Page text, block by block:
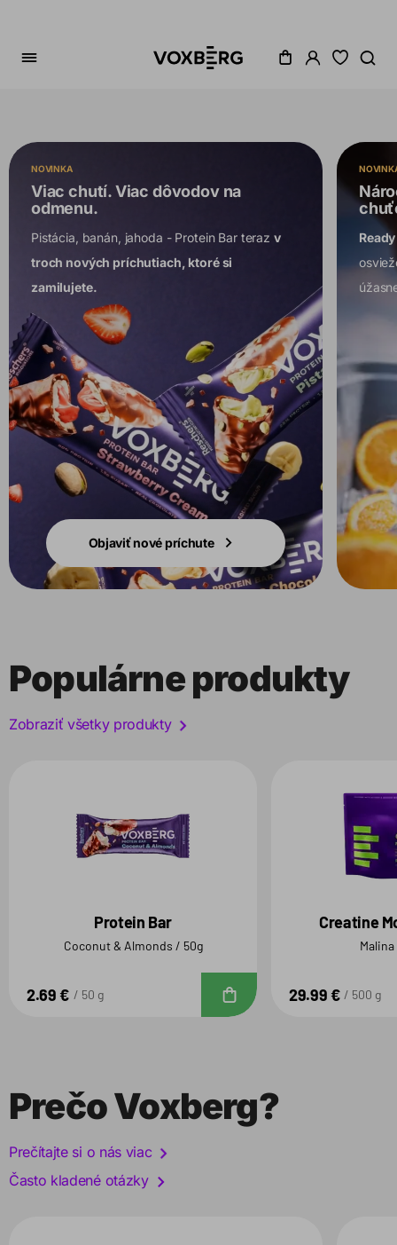
stránka
Viac chutí. Viac dôvodov na
odmenu.
NOVINKA
Pistácia, banán, jahoda - Protein Bar teraz v
troch nových príchutiach, ktoré si
zamilujete.
Objaviť nové príchute
Populárne produkty
Zobraziť všetky produkty
Protein Bar
Coconut & Almonds / 50g
2.69 € 50 g Do košíka
Creatine
29.99 € 500 g
Prečo Voxberg?
Prečítajte si o nás viac
Často kladené otázky